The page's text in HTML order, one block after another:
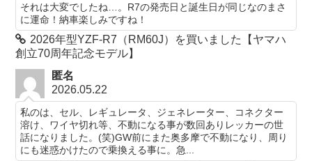
それは大変でしたね…。R7の発売日と誕生日が同じなのまさ
に運命！納車楽しみですね！
2026年型YZF-R7（RM60J）を買いました【ヤマハ
創立70周年記念モデル】
匿名
2026.05.22
私のは、セル、レギュレータ、ジェネレーター、コネクター
溶け、ワイヤ切れ等、不動になる事が数回ありレッカーの世
話になりました。(笑)GW前にまた奥多摩で不動になり、周り
にも迷惑かけたので乗換える事に。急...